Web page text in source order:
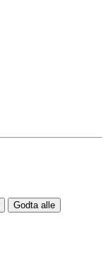
Godta alle